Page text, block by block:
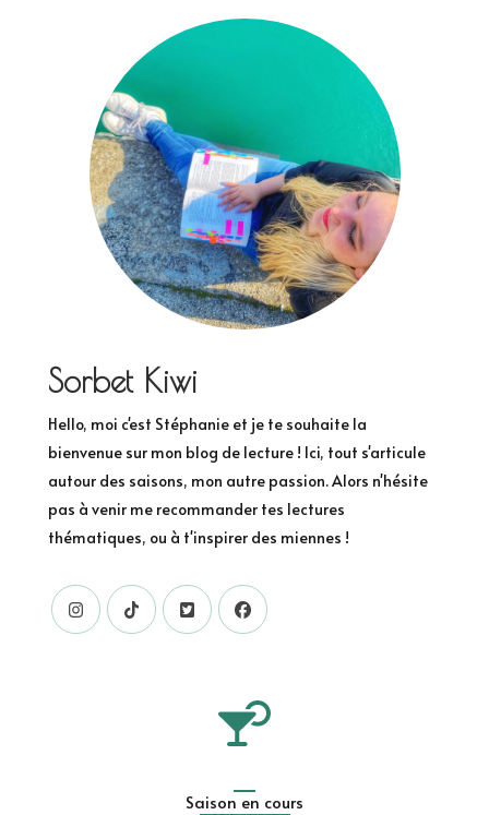
Sorbet Kiwi
Hello, moi c'est Stéphanie et je te souhaite la
bienvenue sur mon blog de lecture ! Ici, tout s'articule
autour des saisons, mon autre passion. Alors n'hésite
pas à venir me recommander tes lectures
thématiques, ou à t'inspirer des miennes !
Saison en cours